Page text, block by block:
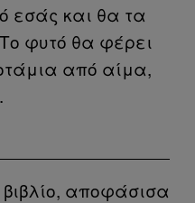
εσάς και θα τα
φυτό θα φέρει
από αίμα,
αποφάσισα